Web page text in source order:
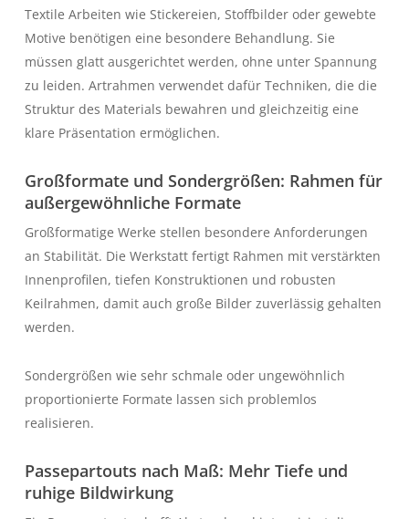
Textile Arbeiten wie Stickereien, Stoffbilder oder gewebte
Motive benötigen eine besondere Behandlung. Sie
müssen glatt ausgerichtet werden, ohne unter Spannung
zu leiden. Artrahmen verwendet dafür Techniken, die die
Struktur des Materials bewahren und gleichzeitig eine
klare Präsentation ermöglichen.
Großformate und Sondergrößen: Rahmen für
außergewöhnliche Formate
Großformatige Werke stellen besondere Anforderungen
an Stabilität. Die Werkstatt fertigt Rahmen mit verstärkten
Innenprofilen, tiefen Konstruktionen und robusten
Keilrahmen, damit auch große Bilder zuverlässig gehalten
werden.
Sondergrößen wie sehr schmale oder ungewöhnlich
proportionierte Formate lassen sich problemlos
realisieren.
Passepartouts nach Maß: Mehr Tiefe und
ruhige Bildwirkung